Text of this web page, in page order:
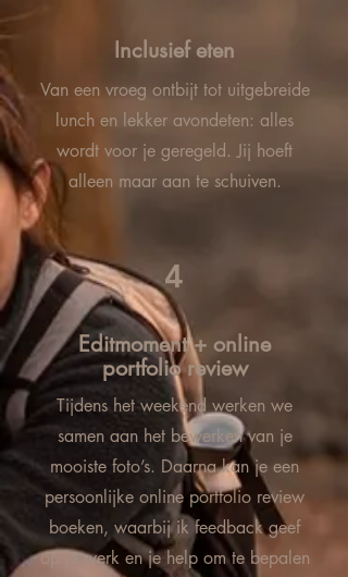
Inclusief eten
Van een vroeg ontbijt tot uitgebreide
lunch en lekker avondeten: alles
wordt voor je geregeld. Jij hoeft
alleen maar aan te schuiven.
4
Editmoment + online
portfolio review
Tijdens het weekend werken we
samen aan het bewerken van je
mooiste foto’s. Daarna kan je een
persoonlijke online portfolio review
boeken, waarbij ik feedback geef
op je werk en je help om te bepalen